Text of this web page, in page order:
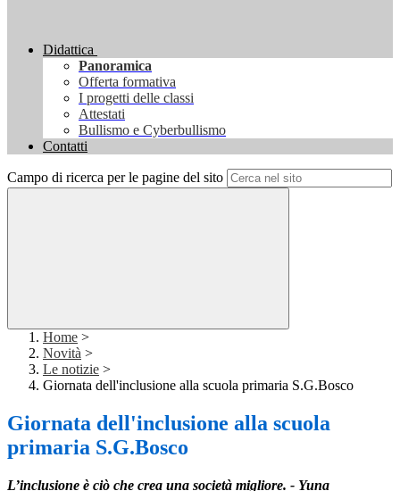
Didattica
Panoramica
Offerta formativa
I progetti delle classi
Attestati
Bullismo e Cyberbullismo
Contatti
Campo di ricerca per le pagine del sito
Home >
Novità >
Le notizie >
Giornata dell'inclusione alla scuola primaria S.G.Bosco
Giornata dell'inclusione alla scuola
primaria S.G.Bosco
L’inclusione è ciò che crea una società migliore. - Yuna